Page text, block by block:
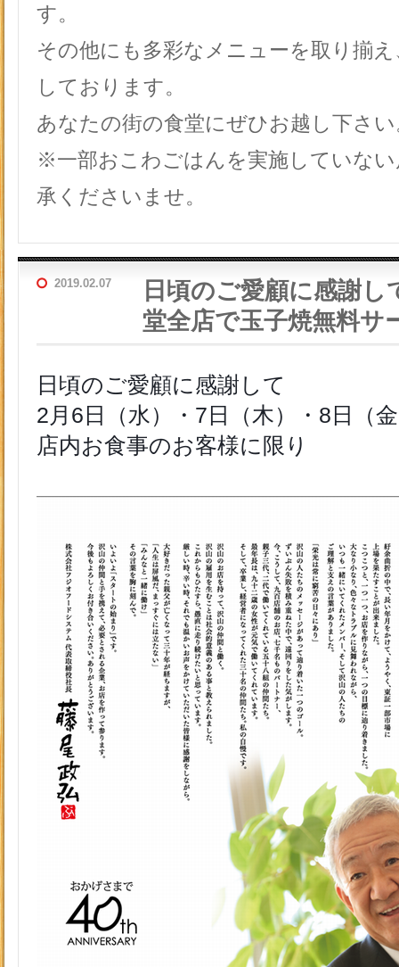
す。
その他にも多彩なメニューを取り揃
しております。
あなたの街の食堂にぜひお越し下さ
※一部おこわごはんを実施していな
承くださいませ。
2019.02.07
日頃のご愛顧に感謝
堂全店で玉子焼無料サ
日頃のご愛顧に感謝して
2月6日（水）・7日（木）・8日（
店内お食事のお客様に限り